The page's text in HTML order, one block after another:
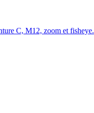
C, M12, zoom et fisheye.